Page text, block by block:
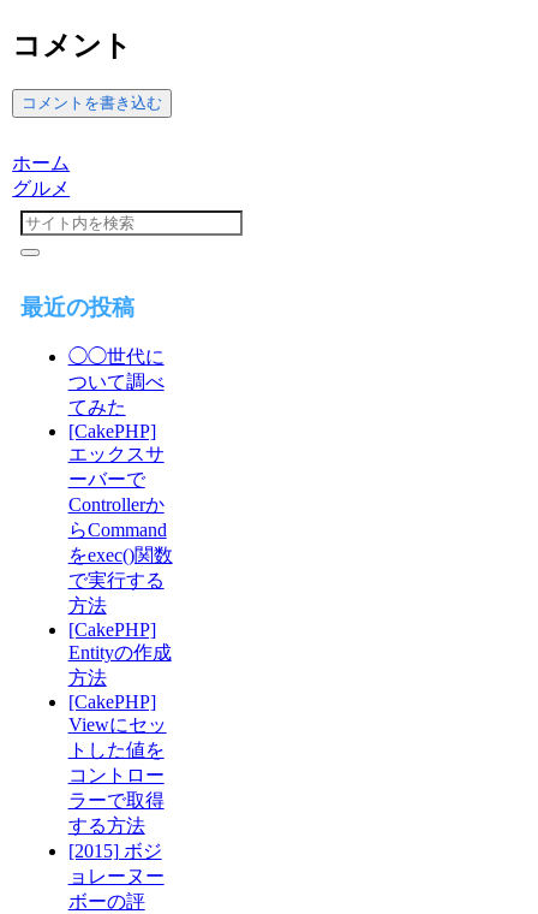
コメント
コメントを書き込む
ホーム
グルメ
最近の投稿
◯◯世代に
ついて調べ
てみた
[CakePHP]
エックスサ
ーバーで
Controllerか
らCommand
をexec()関数
で実行する
方法
[CakePHP]
Entityの作成
方法
[CakePHP]
Viewにセッ
トした値を
コントロー
ラーで取得
する方法
[2015] ボジ
ョレーヌー
ボーの評